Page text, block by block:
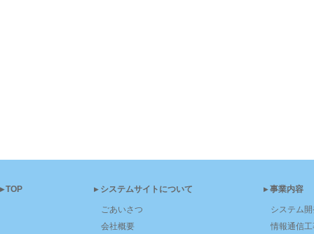
▸TOP ▸システムサイトについて
ごあいさつ
会社概要
▸事業内容
システム
情報通信